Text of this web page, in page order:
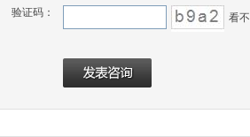
验证码： 看